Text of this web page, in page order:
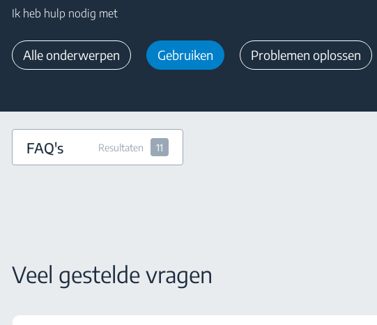
Ik heb hulp nodig met
Alle onderwerpen Gebruiken Problemen oplossen
FAQ's Resultaten 11
Veel gestelde vragen